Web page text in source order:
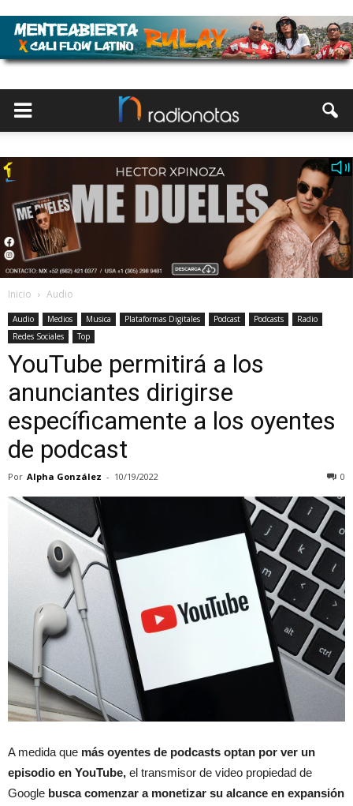
Inicio Audio
Audio Medios Musica Plataformas Digitales Podcast Podcasts
Radio
Redes Sociales
Top
YouTube permitirá a los
anunciantes dirigirse
específicamente a los oyentes
de podcast
Por Alpha González - 10/19/2022 0
A medida que más oyentes de podcasts optan por ver un
episodio en YouTube, el transmisor de video propiedad de
Google busca comenzar a monetizar su alcance en expansión